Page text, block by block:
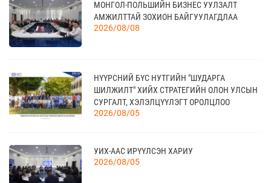
17
09 сар
“УЛААНБААТАР ТҮНШЛЭЛ 2026” ХҮНСНИЙ
САЛБАРЫН ОЛОН УЛСЫН ҮЗЭСГЭЛЭН
20
09 сар
КАНАД УЛС - ТОРОНТО ХОТЫН БИЗНЕС АЯЛАЛ
21
10 сар
TEX+ VISION KOREA
МОНГОЛ-ПОЛЬШИЙН БИЗНЕС УУЛЗАЛТ
АМЖИЛТТАЙ ЗОХИОН БАЙГУУЛАГДЛАА
2026/08/08
НҮҮРСНИЙ БҮС НУТГИЙН "ШУДАРГА
ШИЛЖИЛТ" ХИЙХ СТРАТЕГИЙН ОЛОН УЛСЫН
СУРГАЛТ, ХЭЛЭЛЦҮҮЛЭГТ ОРОЛЦЛОО
2026/08/05
УИХ-ААС ИРҮҮЛСЭН ХАРИУ
2026/08/05